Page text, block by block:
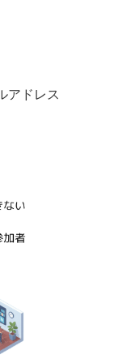
アドレス